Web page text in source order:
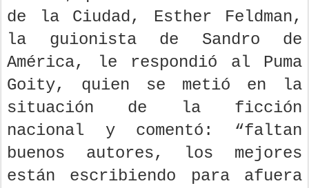
de la Ciudad, Esther Feldman,
la guionista de Sandro de
América, le respondió al Puma
Goity, quien se metió en la
situación de la ficción
nacional y comentó: “faltan
buenos autores, los mejores
están escribiendo para afuera